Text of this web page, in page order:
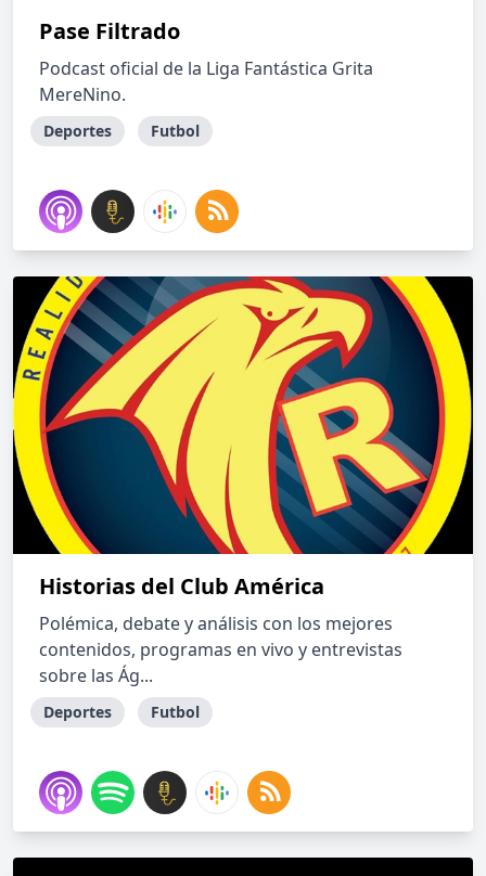
Pase Filtrado
Podcast oficial de la Liga Fantástica Grita
MereNino.
Deportes Futbol
Historias del Club América
Polémica, debate y análisis con los mejores
contenidos, programas en vivo y entrevistas
sobre las Ág...
Deportes Futbol